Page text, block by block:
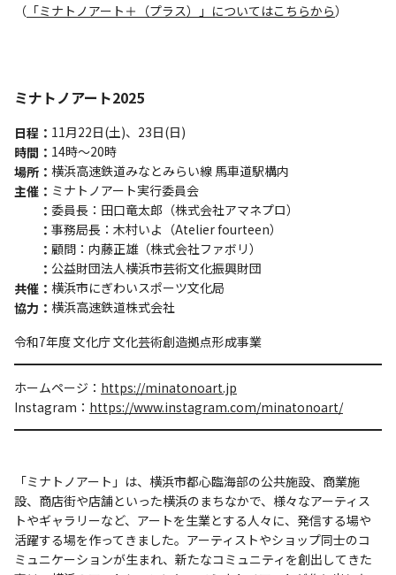
（ 「ミナトノアート＋（プラス）」についてはこちらから）
ミナトノアート2025
日程
11月22日(土)、23日(日)
時間
14時〜20時
場所
横浜高速鉄道みなとみらい線 馬車道駅構内
主催
ミナトノアート実行委員会
委員⻑：⽥⼝⻯太郎（株式会社アマネプロ）
事務局⻑：⽊村いよ（Atelier fourteen）
顧問：内藤正雄（株式会社ファボリ）
公益財団法人横浜市芸術文化振興財団
共催
横浜市にぎわいスポーツ文化局
協力
横浜高速鉄道株式会社
令和7年度 文化庁 文化芸術創造拠点形成事業
ホームページ： https://minatonoart.jp
Instagram： https://www.instagram.com/minatonoart/
「ミナトノアート」は、横浜市都⼼臨海部の公共施設、商業施
設、商店街や店舗といった横浜のまちなかで、様々なアーティス
トやギャラリーなど、アートを⽣業とする⼈々に、発信する場や
活躍する場を作ってきました。アーティストやショップ同⼠のコ
ミュニケーションが⽣まれ、新たなコミュニティを創出してきた